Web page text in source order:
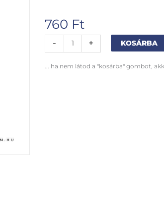
760 Ft
-
zselés
+ KOSÁRBA
... ha nem látod a "kosárba" gombot,